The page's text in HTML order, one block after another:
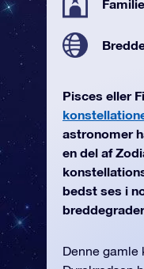
Pisces eller
astronomer
en del af
bedst ses i
Denne gamle